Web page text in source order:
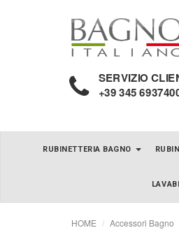
SERVIZIO
+39 345
RUBINETTERIA BAGNO
HOME Accessori Bagno